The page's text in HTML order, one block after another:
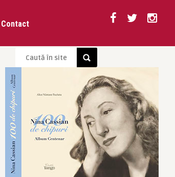
Contact